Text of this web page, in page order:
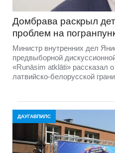
Домбравa раскрыл
проблем на
Министр внутренних дел
предвыборной
«Runāsim atklāti» рассказал
латвийско-белорусской
ДАУГАВПИЛС